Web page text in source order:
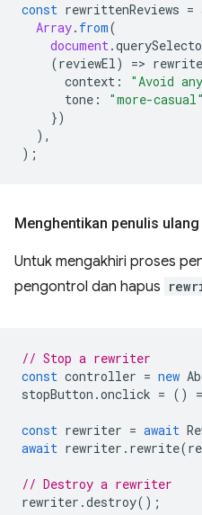
const rewrittenReviews =
Array. from(
document.
(reviewEl) =>
context :
"Avoid
tone : "more-casual"
})
),
);
Menghentikan penulis ulang
Untuk mengakhiri proses
pengontrol dan hapus
// Stop a rewriter
const controller = new
stopButton .onclick = () =
const rewriter = await
await rewriter . rewrite(
// Destroy a rewriter
rewriter .destroy();